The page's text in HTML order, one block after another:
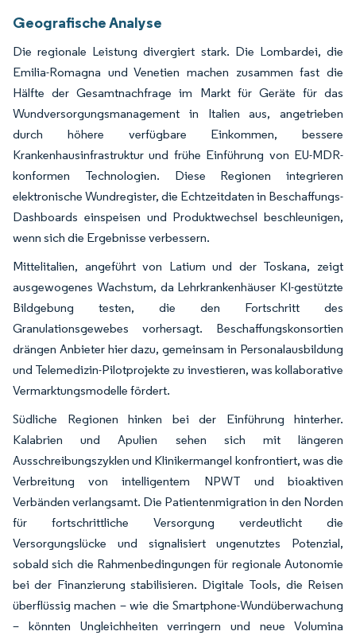
Geografische Analyse
Die regionale Leistung divergiert stark. Die Lombardei, die
Emilia-Romagna und Venetien machen zusammen fast die
Hälfte der Gesamtnachfrage im Markt für Geräte für das
Wundversorgungsmanagement in Italien aus, angetrieben
durch höhere verfügbare Einkommen, bessere
Krankenhausinfrastruktur und frühe Einführung von EU-MDR-
konformen Technologien. Diese Regionen integrieren
elektronische Wundregister, die Echtzeitdaten in Beschaffungs-
Dashboards einspeisen und Produktwechsel beschleunigen,
wenn sich die Ergebnisse verbessern.
Mittelitalien, angeführt von Latium und der Toskana, zeigt
ausgewogenes Wachstum, da Lehrkrankenhäuser KI-gestützte
Bildgebung testen, die den Fortschritt des
Granulationsgewebes vorhersagt. Beschaffungskonsortien
drängen Anbieter hier dazu, gemeinsam in Personalausbildung
und Telemedizin-Pilotprojekte zu investieren, was kollaborative
Vermarktungsmodelle fördert.
Südliche Regionen hinken bei der Einführung hinterher.
Kalabrien und Apulien sehen sich mit längeren
Ausschreibungszyklen und Klinikermangel konfrontiert, was die
Verbreitung von intelligentem NPWT und bioaktiven
Verbänden verlangsamt. Die Patientenmigration in den Norden
für fortschrittliche Versorgung verdeutlicht die
Versorgungslücke und signalisiert ungenutztes Potenzial,
sobald sich die Rahmenbedingungen für regionale Autonomie
bei der Finanzierung stabilisieren. Digitale Tools, die Reisen
überflüssig machen – wie die Smartphone-Wundüberwachung
– könnten Ungleichheiten verringern und neue Volumina